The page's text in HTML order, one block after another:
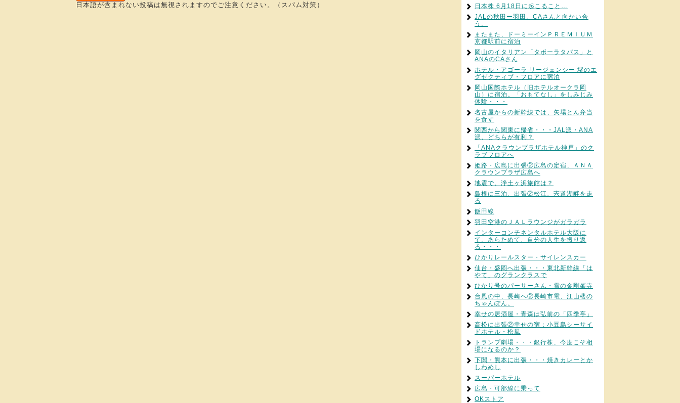
日本語が含まれない投稿は無視されますのでご注意ください。（スパム対策）
日本株 6月18日に起こること…
JALの秋田ー羽田。CAさんと向かい合
う。
またまた、ドーミーインＰＲＥＭＩＵＭ
京都駅前に宿泊
岡山のイタリアン「タボーラタパス」と
ANAのCAさん
ホテル・アゴーラ リージェンシー 堺のエ
グゼクティブ・フロアに宿泊
岡山国際ホテル（旧ホテルオークラ岡
山）に宿泊。「おもてなし」をしみじみ
体験・・・
名古屋からの新幹線では、矢場とん弁当
を食す
関西から関東に帰省・・・JAL派・ANA
派、どちらが有利？
「ANAクラウンプラザホテル神戸」のク
ラブフロアへ
姫路・広島に出張②広島の定宿、ＡＮＡ
クラウンプラザ広島へ
地震で、浄土ヶ浜旅館は？
島根に三泊、出張②松江、宍道湖畔を走
る
飯田線
羽田空港のＪＡＬラウンジがガラガラ
インターコンチネンタルホテル大阪に
て。あらためて、自分の人生を振り返
る・・・
ひかりレールスター・サイレンスカー
仙台・盛岡へ出張・・・東北新幹線「は
やて」のグランクラスで
ひかり号のパーサーさん・雪の金剛峯寺
台風の中、長崎へ②長崎市電、江山楼の
ちゃんぽん。
幸せの居酒屋・青森は弘前の「四季亭」
高松に出張②幸せの宿：小豆島シーサイ
ドホテル・松風
トランプ劇場・・・銀行株、今度こそ相
場になるのか？
下関・熊本に出張・・・焼きカレーとか
しわめし
スーパーホテル
広島・可部線に乗って
OKストア